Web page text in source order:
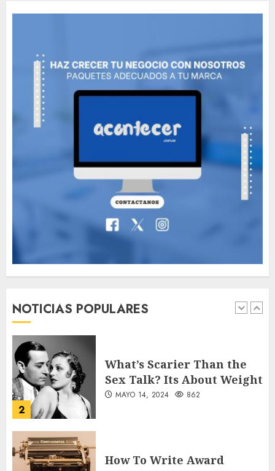
NOTICIAS POPULARES
The full story of
Thailand’s extraordinary
cave rescue
Valentino Goes
Deliberately Feminine for
Fall 2018
MAYO 16, 2024
1
Searching for the
forgotten heroes of World
MAYO 14, 2024
2
What’s Scarier Than the
Sex Talk? Its About Weight
MAYO 14, 2024 862
How To Write Award